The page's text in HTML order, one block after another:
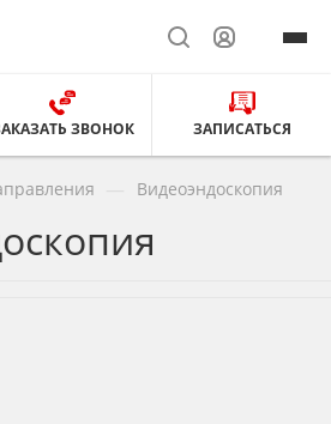
ЗВОНОК ЗАПИСАТЬСЯ
Видеоэндоскопия